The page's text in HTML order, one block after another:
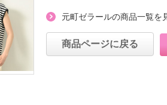
元町ゼラールの商品一覧を
商品ページに戻る